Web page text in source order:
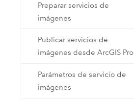
Preparar servicios de
imágenes
Publicar servicios de
imágenes desde ArcGIS Pro
Parámetros de servicio de
imágenes